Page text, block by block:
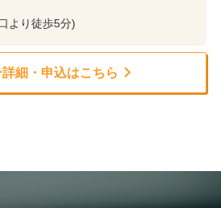
より徒歩5分)
細・申込はこちら